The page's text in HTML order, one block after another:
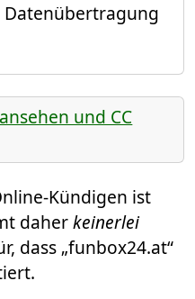
Datenübertragung
und CC
Kündigen ist
daherkeinerlei
dass „funbox24.at“